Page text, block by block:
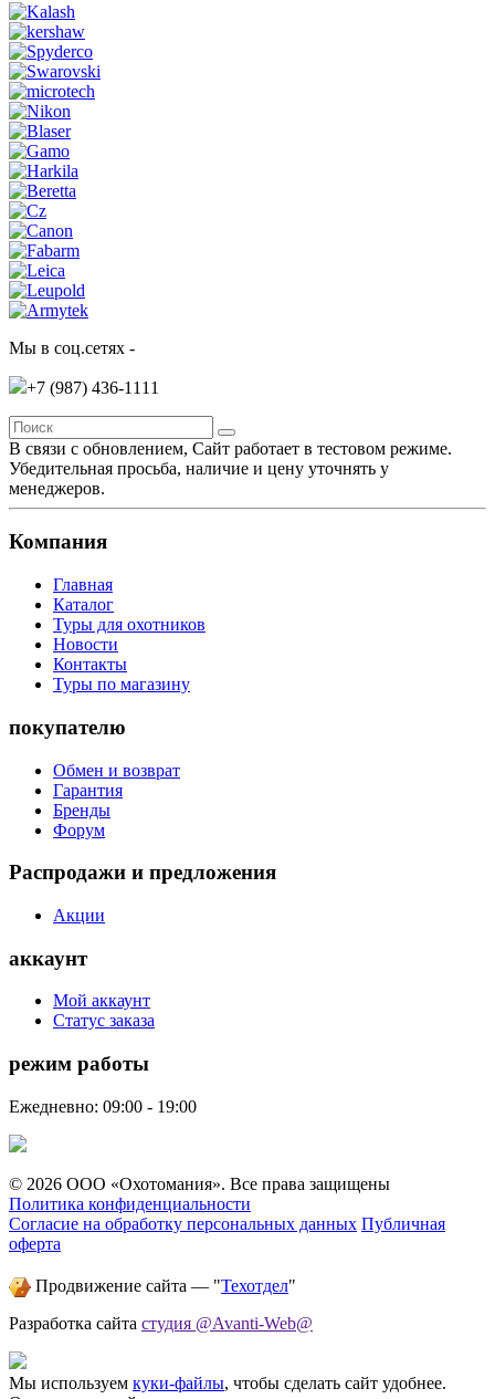
Мы в соц.сетях -
+7 (987) 436-1111
В связи с обновлением, Сайт работает в тестовом режиме.
Убедительная просьба, наличие и цену уточнять у
менеджеров.
Компания
Главная
Каталог
Туры для охотников
Новости
Контакты
Туры по магазину
покупателю
Обмен и возврат
Гарантия
Бренды
Форум
Распродажи и предложения
Акции
аккаунт
Мой аккаунт
Статус заказа
режим работы
Ежедневно: 09:00 - 19:00
© 2026 ООО «Охотомания». Все права защищены
Политика конфиденциальности
Согласие на обработку персональных данных Публичная
оферта
Продвижение сайта — "Техотдел"
Разработка сайта студия @Avanti-Web@
Мы используем куки-файлы, чтобы сделать сайт удобнее.